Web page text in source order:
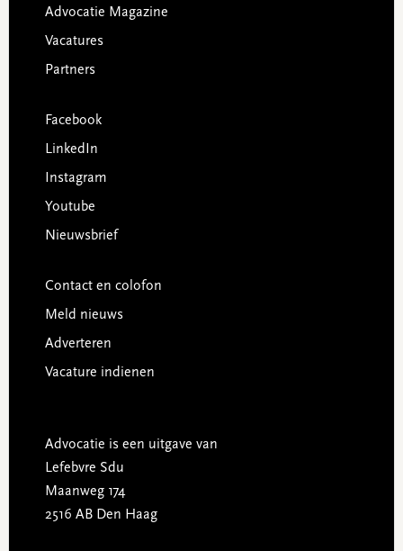
Advocatie Magazine
Vacatures
Partners
Facebook
LinkedIn
Instagram
Youtube
Nieuwsbrief
Contact en colofon
Meld nieuws
Adverteren
Vacature indienen
Advocatie is een uitgave van
Lefebvre Sdu
Maanweg 174
2516 AB Den Haag